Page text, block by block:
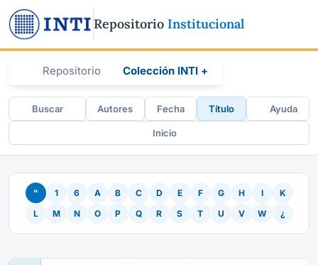
Repositorio Institucional
Repositorio Colección INTI +
Buscar Autores Fecha Título Ayuda
Inicio
" 1 6 A B C D E F G H I
K
L
M N O P Q R S T U V W ¿